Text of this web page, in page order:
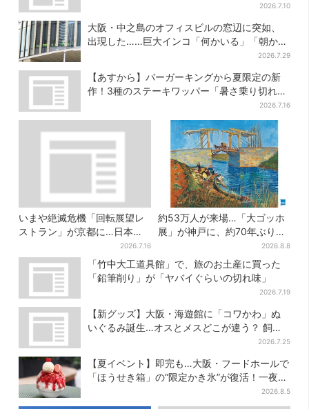
2026.7.10
大阪・中之島のオフィスビルの窓辺に突如、
出現した……巨大インコ「何かいる」「朝から
2026.7.29
【あすから】バーガーキングから夏限定の新
作！3種のステーキワッパー「暑さ乗り切れそ
2026.7.16
いまや絶滅危機「回転展望レ
ストラン」が京都に…日本唯
一、57年間「回るフレンチ」
は絶景ランチの穴場
2026.7.16
約53万人が来場…「大ゴッホ
展」が神戸に、約70年ぶり
『アルルの跳ね橋』来日！お
得な限定チケット販売も
2026.8.8
「竹中大工道具館」で、旅のお土産に買った
「鉛筆削り」が「ヤバイぐらいの切れ味」
2026.7.19
【新グッズ】大阪・海遊館に「コワかわ」ぬ
いぐるみ誕生…オスとメスどこが違う？ 飼育
2026.7.25
【夏イベント】即完も…大阪・フードホールで
「ほうせき箱」の“限定かき氷”が復活！一夜限
2026.8.5